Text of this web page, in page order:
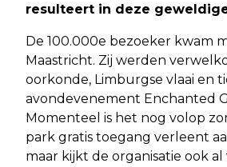
resulteert in deze
De 100.000e bezoeker kwam
Maastricht. Zij werden
oorkonde, Limburgse vlaai en
avondevenement Enchanted
Momenteel is het nog volop
park gratis toegang verleent
maar kijkt de organisatie ook